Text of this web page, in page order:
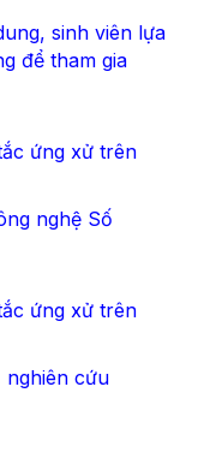
sinh viên lựa
để tham gia
ứng xử trên
nghệ Số
ứng xử trên
nghiên cứu